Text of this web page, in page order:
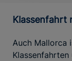
Auch Mallorca